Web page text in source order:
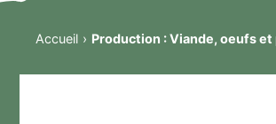
Accueil Production :Viande, oeufs et